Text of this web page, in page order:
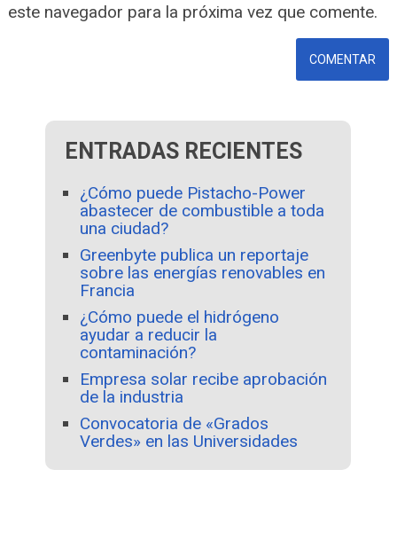
este navegador para la próxima vez que comente.
ENTRADAS RECIENTES
¿Cómo puede Pistacho-Power
abastecer de combustible a toda
una ciudad?
Greenbyte publica un reportaje
sobre las energías renovables en
Francia
¿Cómo puede el hidrógeno
ayudar a reducir la
contaminación?
Empresa solar recibe aprobación
de la industria
Convocatoria de «Grados
Verdes» en las Universidades